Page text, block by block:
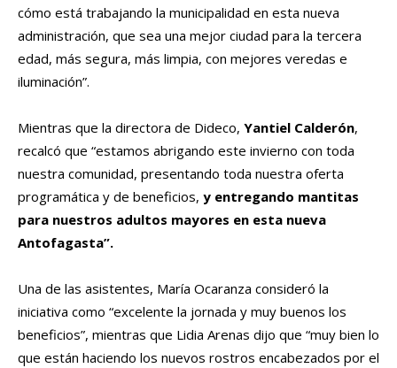
cómo está trabajando la municipalidad en esta nueva
administración, que sea una mejor ciudad para la tercera
edad, más segura, más limpia, con mejores veredas e
iluminación”.
Mientras que la directora de Dideco, Yantiel Calderón,
recalcó que “estamos abrigando este invierno con toda
nuestra comunidad, presentando toda nuestra oferta
programática y de beneficios, y entregando mantitas
para nuestros adultos mayores en esta nueva
Antofagasta”.
Una de las asistentes, María Ocaranza consideró la
iniciativa como “excelente la jornada y muy buenos los
beneficios”, mientras que Lidia Arenas dijo que “muy bien lo
que están haciendo los nuevos rostros encabezados por el